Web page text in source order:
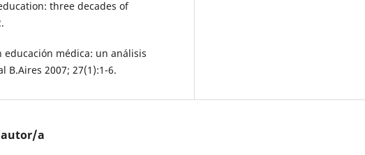
three decades of
educación médica: un análisis
B.Aires 2007; 27(1):1-6.
autor/a